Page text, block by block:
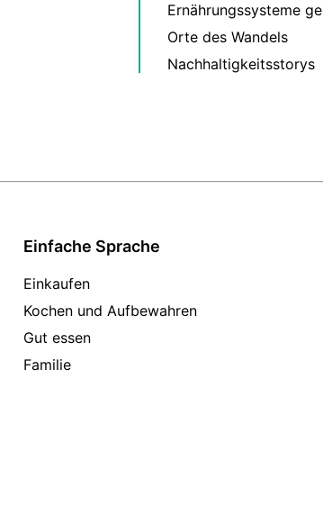
Ernährungssysteme
Orte des Wandels
Nachhaltigkeitsstorys
Einfache Sprache
Einkaufen
Kochen und Aufbewahren
Gut essen
Familie